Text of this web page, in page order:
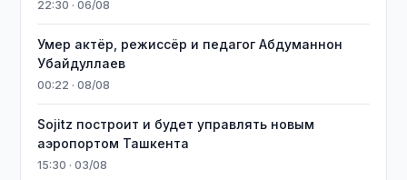
22:30 · 06/08
Умер актёр, режиссёр и педагог Абдуманнон
Убайдуллаев
00:22 · 08/08
Sojitz построит и будет управлять новым
аэропортом Ташкента
15:30 · 03/08